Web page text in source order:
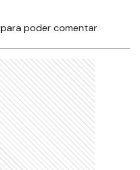
para poder comentar